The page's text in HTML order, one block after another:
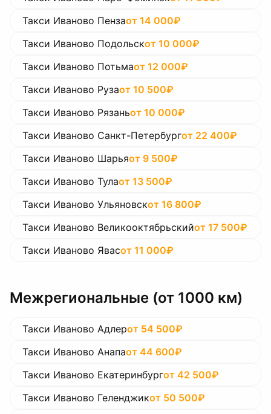
Такси Иваново Пензаот 14 000₽
Такси Иваново Подольскот 10 000₽
Такси Иваново Потьмаот 12 000₽
Такси Иваново Рузаот 10 500₽
Такси Иваново Рязаньот 10 000₽
Такси Иваново Санкт-Петербургот 22 400₽
Такси Иваново Шарьяот 9 500₽
Такси Иваново Тулаот 13 500₽
Такси Иваново Ульяновскот 16 800₽
Такси Иваново Великооктябрьскийот 17 500₽
Такси Иваново Явасот 11 000₽
Межрегиональные (от 1000 км)
Такси Иваново Адлерот 54 500₽
Такси Иваново Анапаот 44 600₽
Такси Иваново Екатеринбургот 42 500₽
Такси Иваново Геленджикот 50 500₽